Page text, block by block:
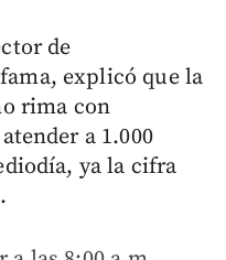
de
explicó que la
rima con
a 1.000
ya la cifra